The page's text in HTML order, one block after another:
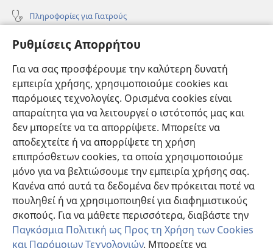
Ρυθμίσεις Απορρήτου
Για να σας προσφέρουμε την καλύτερη δυνατή
εμπειρία χρήσης, χρησιμοποιούμε cookies και
παρόμοιες τεχνολογίες. Ορισμένα cookies είναι
απαραίτητα για να λειτουργεί ο ιστότοπός μας και
δεν μπορείτε να τα απορρίψετε. Μπορείτε να
αποδεχτείτε ή να απορρίψετε τη χρήση
επιπρόσθετων cookies, τα οποία χρησιμοποιούμε
μόνο για να βελτιώσουμε την εμπειρία χρήσης σας.
Κανένα από αυτά τα δεδομένα δεν πρόκειται ποτέ να
πουληθεί ή να χρησιμοποιηθεί για διαφημιστικούς
σκοπούς. Για να μάθετε περισσότερα, διαβάστε την
Παγκόσμια Πολιτική ως Προς τη Χρήση των Cookies
και Παρόμοιων Τεχνολογιών. Μπορείτε να
Πληροφορίες για Γιατρούς
Πληροφορίες για Επίσημους Φορείς και ΜΜΕ
Συνεισφορές
(ανοίγει
παράθυρο)ΔΙΑΔΙΚΤΥΑΚΗ ΒΙΒΛΙΟΘΗΚΗ της Σκοπιάς™
(ανοίγει
νέο
παράθυρο)
JW Hub ®
(ανοίγει
νέο
παράθυρο)JW Library®
Βιβλιοθήκη της Σκοπιάς